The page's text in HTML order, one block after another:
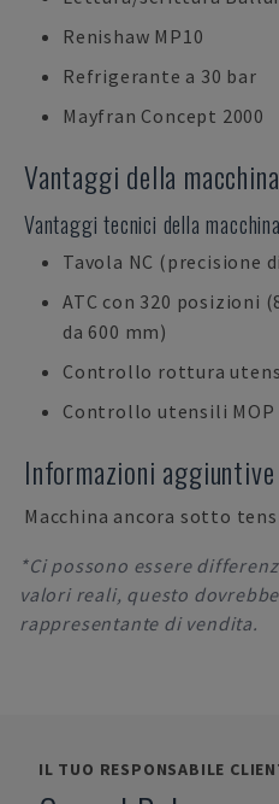
Renishaw MP10
Refrigerante a 30 bar
Mayfran Concept 2000
Vantaggi della macchina
Vantaggi tecnici della macchina
Tavola NC (precisione
ATC con 320 posizioni
da 600 mm)
Controllo rottura
Controllo utensili MOP
Informazioni aggiuntive
Macchina ancora sotto
*Ci possono essere
valori reali, questo
rappresentante di vendita.
IL TUO RESPONSABILE